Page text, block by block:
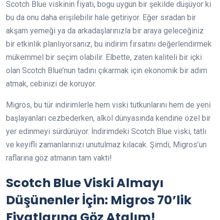
Scotch Blue viskinin fiyatı, bogu uygun bir şekilde düşüyor ki
bu da onu daha erişilebilir hale getiriyor. Eğer sıradan bir
akşam yemeği ya da arkadaşlarınızla bir araya geleceğiniz
bir etkinlik planlıyorsanız, bu indirim fırsatını değerlendirmek
mükemmel bir seçim olabilir. Elbette, zaten kaliteli bir içki
olan Scotch Blue’nun tadını çıkarmak için ekonomik bir adım
atmak, cebinizi de koruyor.
Migros, bu tür indirimlerle hem viski tutkunlarını hem de yeni
başlayanları cezbederken, alkol dünyasında kendine özel bir
yer edinmeyi sürdürüyor. İndirimdeki Scotch Blue viski, tatlı
ve keyifli zamanlarınızı unutulmaz kılacak. Şimdi, Migros’un
raflarına göz atmanın tam vakti!
Scotch Blue Viski Almayı
Düşünenler İçin: Migros 70’lik